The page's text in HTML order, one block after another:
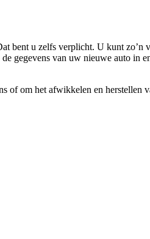
bent u zelfs verplicht. U kunt
gegevens van uw nieuwe auto in
om het afwikkelen en herstellen